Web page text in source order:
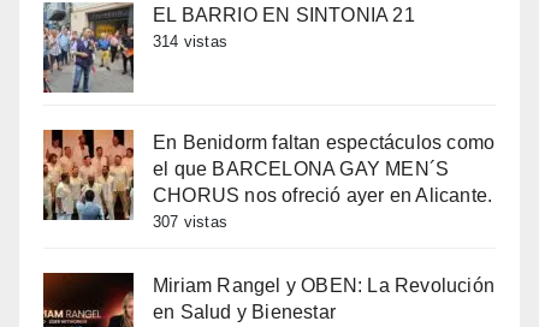
EL BARRIO EN SINTONIA 21
314 vistas
En Benidorm faltan espectáculos como
el que BARCELONA GAY MEN´S
CHORUS nos ofreció ayer en Alicante.
307 vistas
Miriam Rangel y OBEN: La Revolución
en Salud y Bienestar